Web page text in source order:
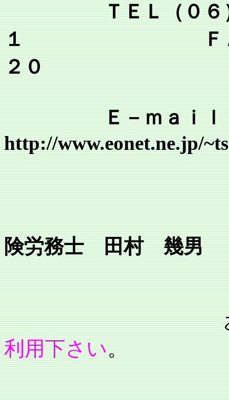
ＴＥＬ（０６）６
１ ＦＡＸ（０
２０
Ｅ－ｍａｉｌ
http://www.eonet.ne.jp/
所長 特
険労務士 田村 幾男
利用下さい。